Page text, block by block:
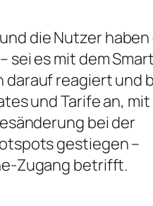
die Nutzer haben
sei es mit dem
darauf reagiert und
und Tarife an,
bei der
gestiegen –
Zugang betrifft.